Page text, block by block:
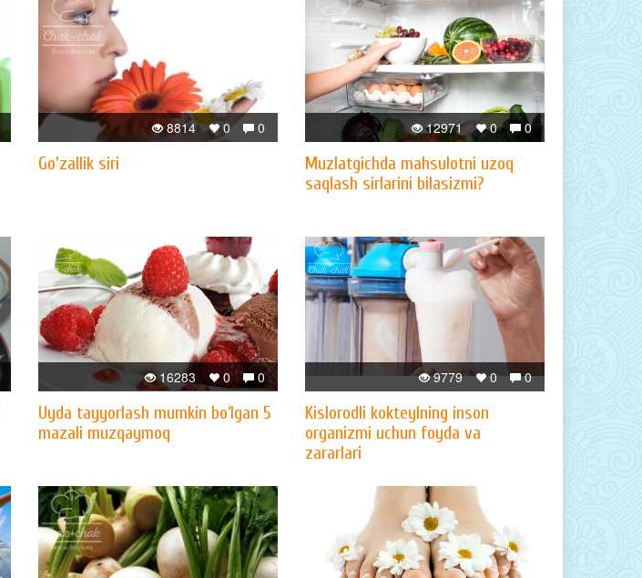
0
0
8814
Go'zallik siri
0
0
12971
Muzlatgichda mahsulotni uzoq
saqlash sirlarini bilasizmi?
0
0
16283
Uyda tayyorlash mumkin bo‘lgan 5
mazali muzqaymoq
0
0
9779
Kislorodli kokteylning inson
organizmi uchun foyda va
zararlari